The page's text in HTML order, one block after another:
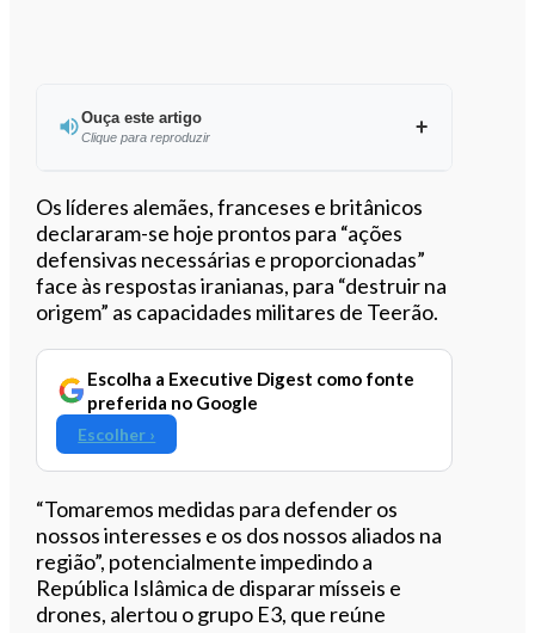
Ouça este artigo
Clique para reproduzir
Ouvir este artigo
Os líderes alemães, franceses e britânicos
declararam-se hoje prontos para “ações
defensivas necessárias e proporcionadas”
face às respostas iranianas, para “destruir na
origem” as capacidades militares de Teerão.
Escolha a Executive Digest como fonte
preferida no Google
Escolher ›
“Tomaremos medidas para defender os
nossos interesses e os dos nossos aliados na
região”, potencialmente impedindo a
República Islâmica de disparar mísseis e
drones, alertou o grupo E3, que reúne